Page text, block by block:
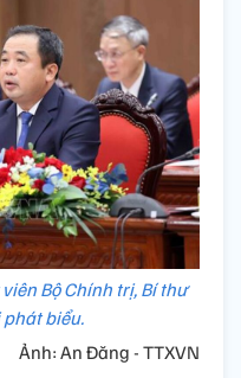
Bộ Chính trị, Bí thư
phát biểu.
Ảnh: An Đăng - TTXVN